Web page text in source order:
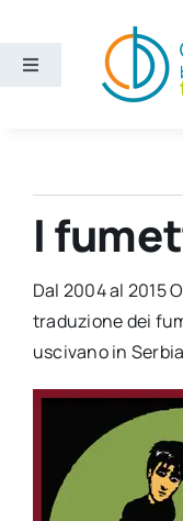
contenuto
Toggle
Temi
Sezioni
Cerca
per:
I
Dal 2004 al 2015
traduzione dei
uscivano in